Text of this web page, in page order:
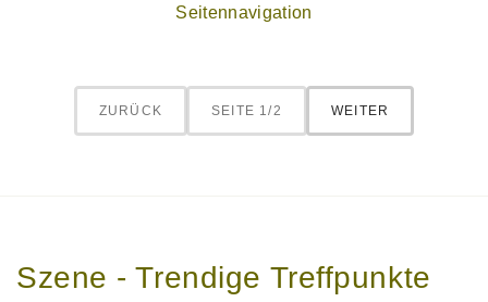
Seitennavigation
ZURÜCK SEITE 1/2 WEITER
Szene - Trendige Treffpunkte